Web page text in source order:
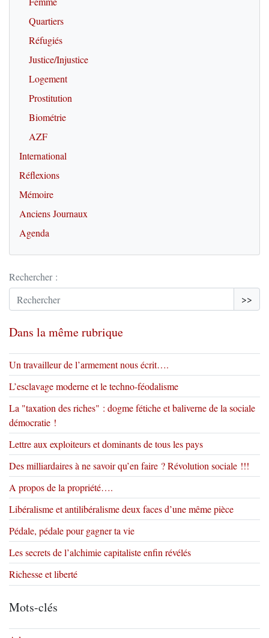
Quartiers
Réfugiés
Justice/Injustice
Logement
Prostitution
Biométrie
AZF
International
Réflexions
Mémoire
Anciens Journaux
Agenda
Rechercher :
>>
Dans la même rubrique
Un travailleur de l’armement nous écrit….
L’esclavage moderne et le techno-féodalisme
La "taxation des riches" : dogme fétiche et baliverne de la sociale
démocratie !
Lettre aux exploiteurs et dominants de tous les pays
Des milliardaires à ne savoir qu’en faire ? Révolution sociale !!!
A propos de la propriété….
Libéralisme et antilibéralisme deux faces d’une même pièce
Pédale, pédale pour gagner ta vie
Les secrets de l’alchimie capitaliste enfin révélés
Richesse et liberté
Mots-clés